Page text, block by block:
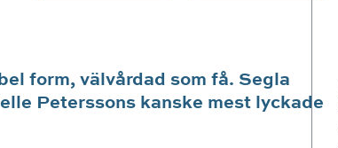
form, välvårdad som få. Segla
Peterssons kanske mest lyckade